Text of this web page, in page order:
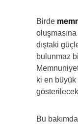
Birde
dıştaki
bulunmaz
ki en büyük
Bu